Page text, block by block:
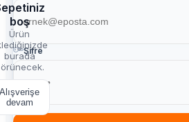
boş
Ürün
burada
Alışverişe
devam
Şifre